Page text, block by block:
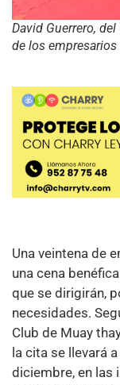
David Guerrero,
de los
Una veintena de
una cena
que se dirigirán,
necesidades.
Club de Muay
la cita se llevará
diciembre, en las